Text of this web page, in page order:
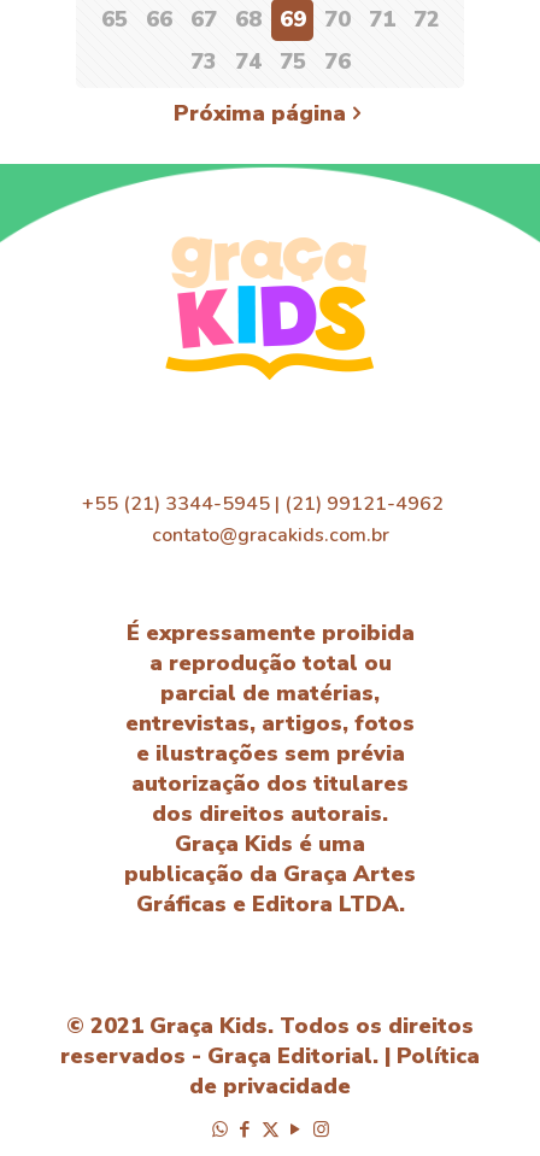
65
66 67 68 69 70 71
72
73
74 75
76
Próxima página
+55 (21) 3344-5945 | (21) 99121-4962
contato@gracakids.com.br
É expressamente proibida
a reprodução total ou
parcial de matérias,
entrevistas, artigos, fotos
e ilustrações sem prévia
autorização dos titulares
dos direitos autorais.
Graça Kids é uma
publicação da Graça Artes
Gráficas e Editora LTDA.
© 2021 Graça Kids. Todos os direitos
reservados - Graça Editorial. | Política
de privacidade